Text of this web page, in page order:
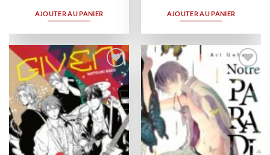
AJOUTER AU PANIER AJOUTER AU PANIER
Ajouter
à la
wishlist
Ajouter
à la
wishlist